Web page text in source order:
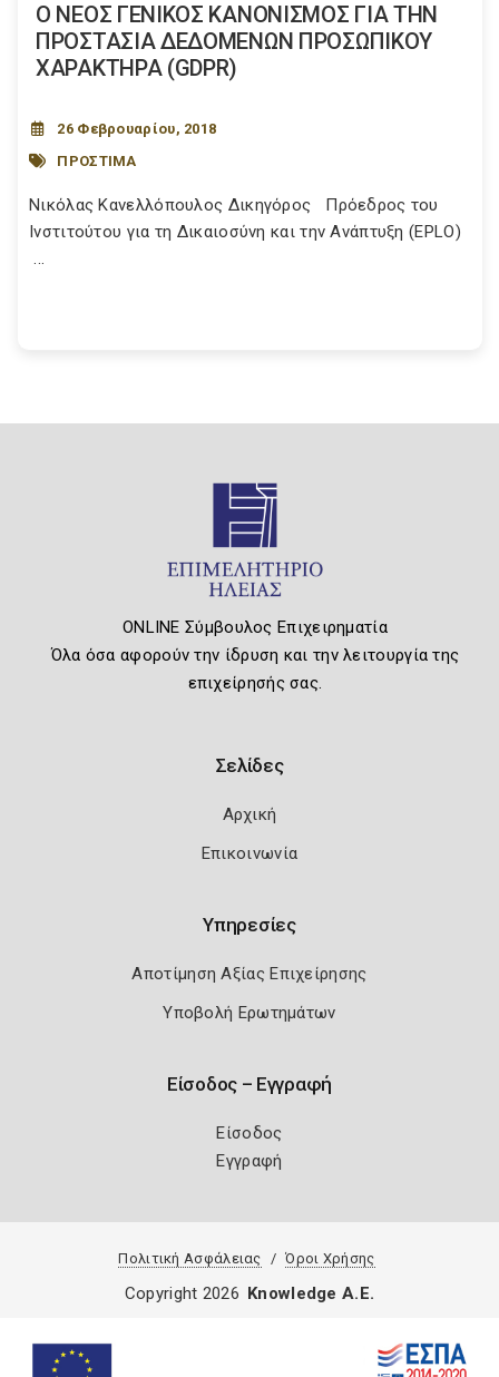
Ο ΝΕΟΣ ΓΕΝΙΚΟΣ ΚΑΝΟΝΙΣΜΟΣ ΓΙΑ ΤΗΝ
ΠΡΟΣΤΑΣΙΑ ΔΕΔΟΜΕΝΩΝ ΠΡΟΣΩΠΙΚΟΥ
ΧΑΡΑΚΤΗΡΑ (GDPR)
26 Φεβρουαρίου, 2018
ΠΡΟΣΤΙΜΑ
Νικόλας Κανελλόπουλος Δικηγόρος Πρόεδρος του
Ινστιτούτου για τη Δικαιοσύνη και την Ανάπτυξη (EPLO)
...
ONLINE Σύμβουλος Επιχειρηματία
Όλα όσα αφορούν την ίδρυση και την λειτουργία της
επιχείρησής σας.
Σελίδες
Αρχική
Επικοινωνία
Υπηρεσίες
Αποτίμηση Αξίας Επιχείρησης
Υποβολή Ερωτημάτων
Είσοδος – Εγγραφή
Είσοδος
Εγγραφή
Πολιτική Ασφάλειας Όροι Χρήσης
Copyright 2026 Knowledge A.E.